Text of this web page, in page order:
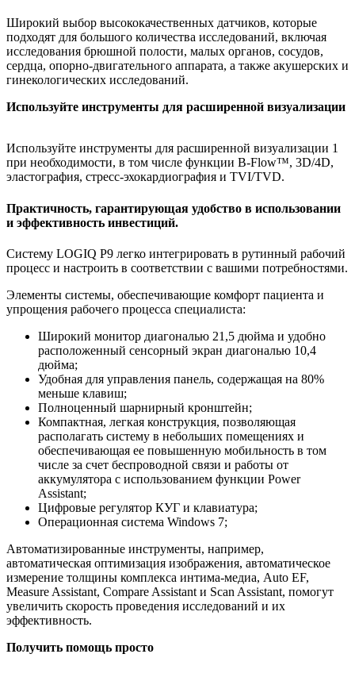
Широкий выбор высококачественных датчиков, которые
подходят для большого количества исследований, включая
исследования брюшной полости, малых органов, сосудов,
сердца, опорно-двигательного аппарата, а также акушерских и
гинекологических исследований.
Используйте инструменты для расширенной визуализации
Используйте инструменты для расширенной визуализации 1
при необходимости, в том числе функции B-Flow™, 3D/4D,
эластография, стресс-эхокардиография и TVI/TVD.
Практичность, гарантирующая удобство в использовании
и эффективность инвестиций.
Систему LOGIQ P9 легко интегрировать в рутинный рабочий
процесс и настроить в соответствии с вашими потребностями.
Элементы системы, обеспечивающие комфорт пациента и
упрощения рабочего процесса специалиста:
Широкий монитор диагональю 21,5 дюйма и удобно
расположенный сенсорный экран диагональю 10,4
дюйма;
Удобная для управления панель, содержащая на 80%
меньше клавиш;
Полноценный шарнирный кронштейн;
Компактная, легкая конструкция, позволяющая
располагать систему в небольших помещениях и
обеспечивающая ее повышенную мобильность в том
числе за счет беспроводной связи и работы от
аккумулятора с использованием функции Power
Assistant;
Цифровые регулятор КУГ и клавиатура;
Операционная система Windows 7;
Автоматизированные инструменты, например,
автоматическая оптимизация изображения, автоматическое
измерение толщины комплекса интима-медиа, Auto EF,
Measure Assistant, Compare Assistant и Scan Assistant, помогут
увеличить скорость проведения исследований и их
эффективность.
Получить помощь просто